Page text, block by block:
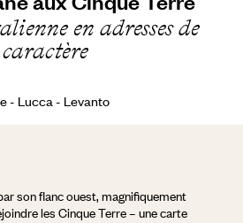
en adresses de
caractère
- Lucca - Levanto
son flanc ouest, magnifiquement
les Cinque Terre – une carte